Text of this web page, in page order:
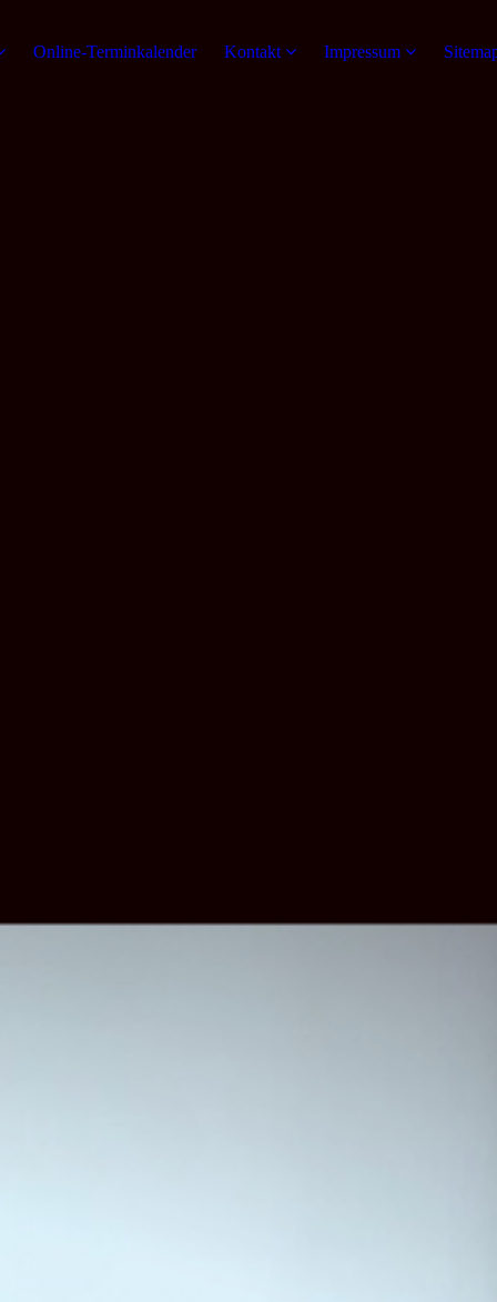
Online-Terminkalender Kontakt Impressum